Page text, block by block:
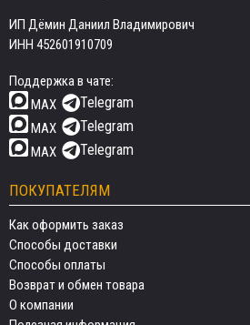
ИП Дёмин Даниил Владимирович
ИНН 452601910709
Поддержка в чате:
MAX
Telegram
MAX Telegram
MAX Telegram
ПОКУПАТЕЛЯМ
Как оформить заказ
Способы доставки
Способы оплаты
Возврат и обмен товара
О компании